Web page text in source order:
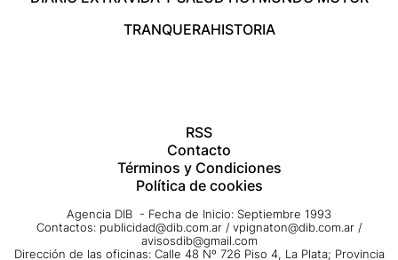
TRANQUERAHISTORIA
RSS
Contacto
Términos y Condiciones
Política de cookies
Agencia DIB - Fecha de Inicio: Septiembre 1993
Contactos: publicidad@dib.com.ar / vpignaton@dib.com.ar /
avisosdib@gmail.com
Dirección de las oficinas: Calle 48 Nº 726 Piso 4, La Plata; Provincia